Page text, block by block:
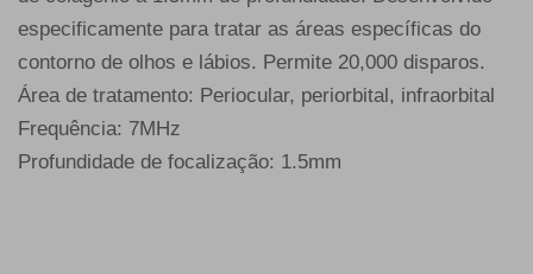
especificamente para tratar as áreas específicas do
contorno de olhos e lábios. Permite 20,000 disparos.
Área de tratamento: Periocular, periorbital, infraorbital
Frequência: 7MHz
Profundidade de focalização: 1.5mm